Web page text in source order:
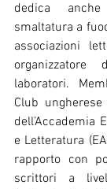
dedica
smaltatura a
associazioni
laboratori.
Club
dell’Accademia
e Letteratura
rapporto con
scrittori a